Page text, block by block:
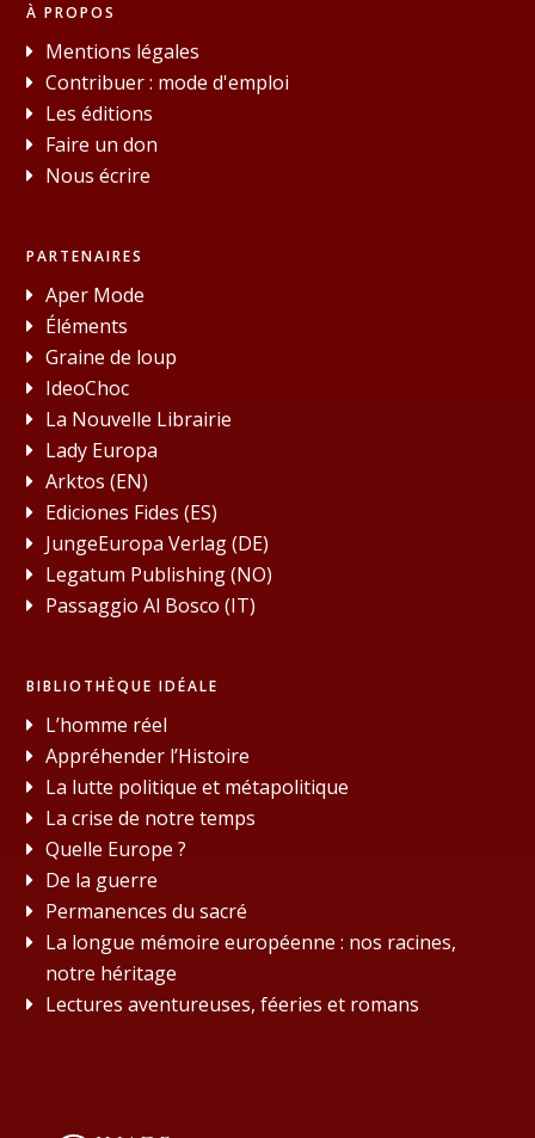
À PROPOS
Mentions légales
Contribuer : mode d'emploi
Les éditions
Faire un don
Nous écrire
PARTENAIRES
Aper Mode
Éléments
Graine de loup
IdeoChoc
La Nouvelle Librairie
Lady Europa
Arktos (EN)
Ediciones Fides (ES)
JungeEuropa Verlag (DE)
Legatum Publishing (NO)
Passaggio Al Bosco (IT)
BIBLIOTHÈQUE IDÉALE
L’homme réel
Appréhender l’Histoire
La lutte politique et métapolitique
La crise de notre temps
Quelle Europe ?
De la guerre
Permanences du sacré
La longue mémoire européenne : nos racines,
notre héritage
Lectures aventureuses, féeries et romans